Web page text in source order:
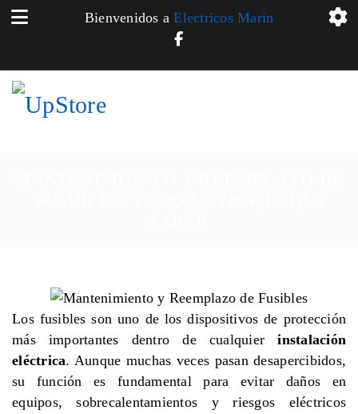
Bienvenidos aElectricos Marin
Los fusibles son uno de los dispositivos de protección
más importantes dentro de cualquierinstalación
eléctrica. Aunque muchas veces pasan desapercibidos,
su función es fundamental para evitar daños en
equipos, sobrecalentamientos y riesgos eléctricos